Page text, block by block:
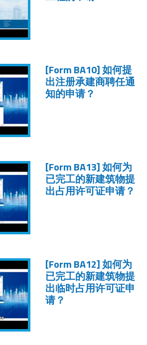
[Form BA10]如何提
出注册承建商聘任通
知的申请？
[Form BA13]如何为
已完工的新建筑物提
出占用许可证申请？
[Form BA12]如何为
已完工的新建筑物提
出临时占用许可证申
请？